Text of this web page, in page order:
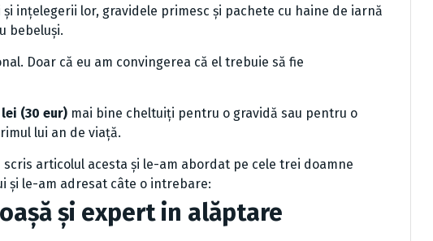
ințelegerii lor, gravidele primesc și pachete cu haine de iarnă
bebeluși.
Doar că eu am convingerea că el trebuie să fie
(30 eur) mai bine cheltuiți pentru o gravidă sau pentru o
lui an de viață.
articolul acesta și le-am abordat pe cele trei doamne
și le-am adresat câte o intrebare:
și expert in alăptare